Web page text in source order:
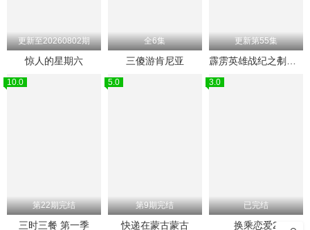
更新至20260802期
惊人的星期六
全6集
三傻游肯尼亚
更新第55集
10.0
第22期完结
三时三餐 第一季
5.0
第9期完结
快递在蒙古蒙古
3.0
已完结
换乘恋爱2